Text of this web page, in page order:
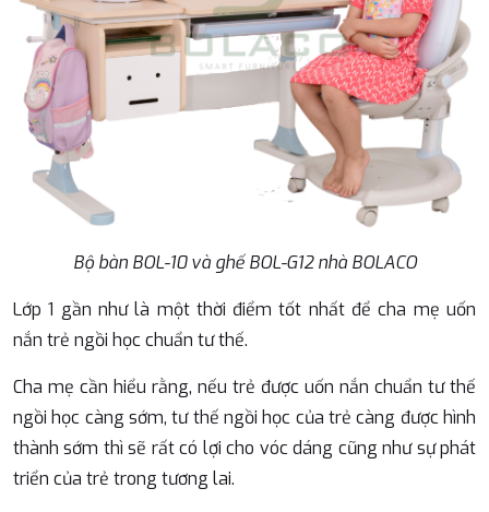
Bộ bàn BOL-10 và ghế BOL-G12 nhà BOLACO
Lớp 1 gần như là một thời điểm tốt nhất để cha mẹ uốn
nắn trẻ ngồi học chuẩn tư thế.
Cha mẹ cần hiểu rằng, nếu trẻ được uốn nắn chuẩn tư thế
ngồi học càng sớm, tư thế ngồi học của trẻ càng được hình
thành sớm thì sẽ rất có lợi cho vóc dáng cũng như sự phát
triển của trẻ trong tương lai.